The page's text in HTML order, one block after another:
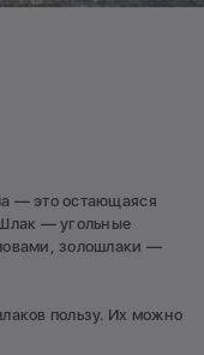
— это остающаяся
— угольные
золошлаки —
пользу. Их можно